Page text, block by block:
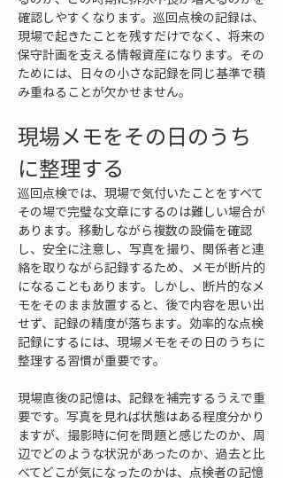
確認しやすくなります。巡回点検の記録は、
現場で起きたことを残すだけでなく、将来の
保守計画を支える情報資産になります。その
ためには、日々の小さな記録を同じ基準で積
み重ねることが欠かせません。
現場メモをその日のうち
に整理する
巡回点検では、現場で気付いたことをすべて
その場で完璧な文章にするのは難しい場合が
あります。移動しながら複数の設備を確認
し、安全に注意し、写真を撮り、関係者と連
絡を取りながら記録するため、メモが断片的
になることもあります。しかし、断片的なメ
モをそのまま放置すると、後で内容を思い出
せず、記録の精度が落ちます。効率的な点検
記録にするには、現場メモをその日のうちに
整理する習慣が重要です。
現場直後の記憶は、記録を補完するうえで重
要です。写真を見れば状態はある程度分かり
ますが、撮影時に何を問題と感じたのか、周
辺でどのような状況があったのか、過去と比
べてどこが気になったのかは、点検者の記憶